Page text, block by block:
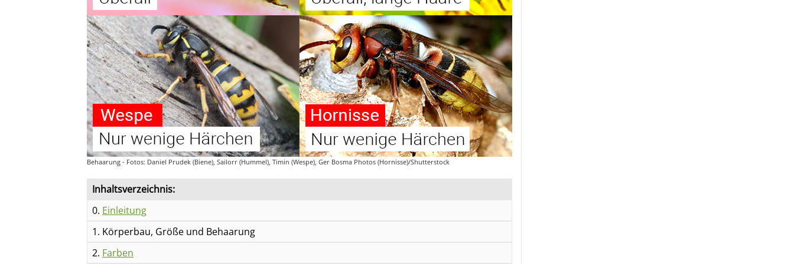
Behaarung - Fotos: Daniel Prudek (Biene), Sailorr (Hummel), Timin (Wespe), Ger Bosma Photos (Hornisse)/Shutterstock
Inhaltsverzeichnis:
0. Einleitung
1. Körperbau, Größe und Behaarung
2. Farben